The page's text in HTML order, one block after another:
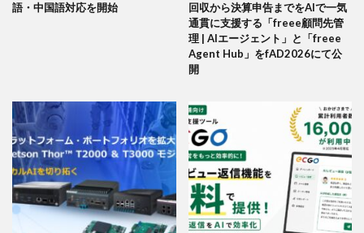
語・中国語対応を開始
回収から決算申告までをAIで一気
通貫に支援する「freee顧問先管
理 | AIエージェント」と「freee
Agent Hub」をfAD2026にて公
開